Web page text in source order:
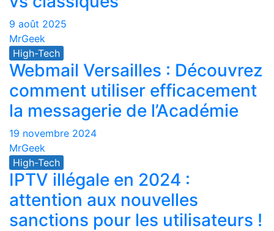
9 août 2025
MrGeek
High-Tech
Webmail Versailles : Découvrez
comment utiliser efficacement
la messagerie de l’Académie
19 novembre 2024
MrGeek
High-Tech
IPTV illégale en 2024 :
attention aux nouvelles
sanctions pour les utilisateurs !